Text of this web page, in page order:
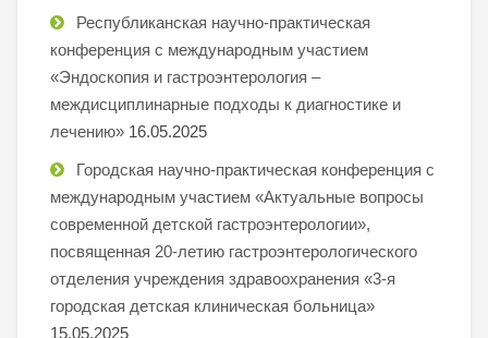
Республиканская научно-практическая
конференция с международным участием
«Эндоскопия и гастроэнтерология –
междисциплинарные подходы к диагностике и
лечению» 16.05.2025
Городская научно-практическая конференция с
международным участием «Актуальные вопросы
современной детской гастроэнтерологии»,
посвященная 20-летию гастроэнтерологического
отделения учреждения здравоохранения «3-я
городская детская клиническая больница»
15.05.2025